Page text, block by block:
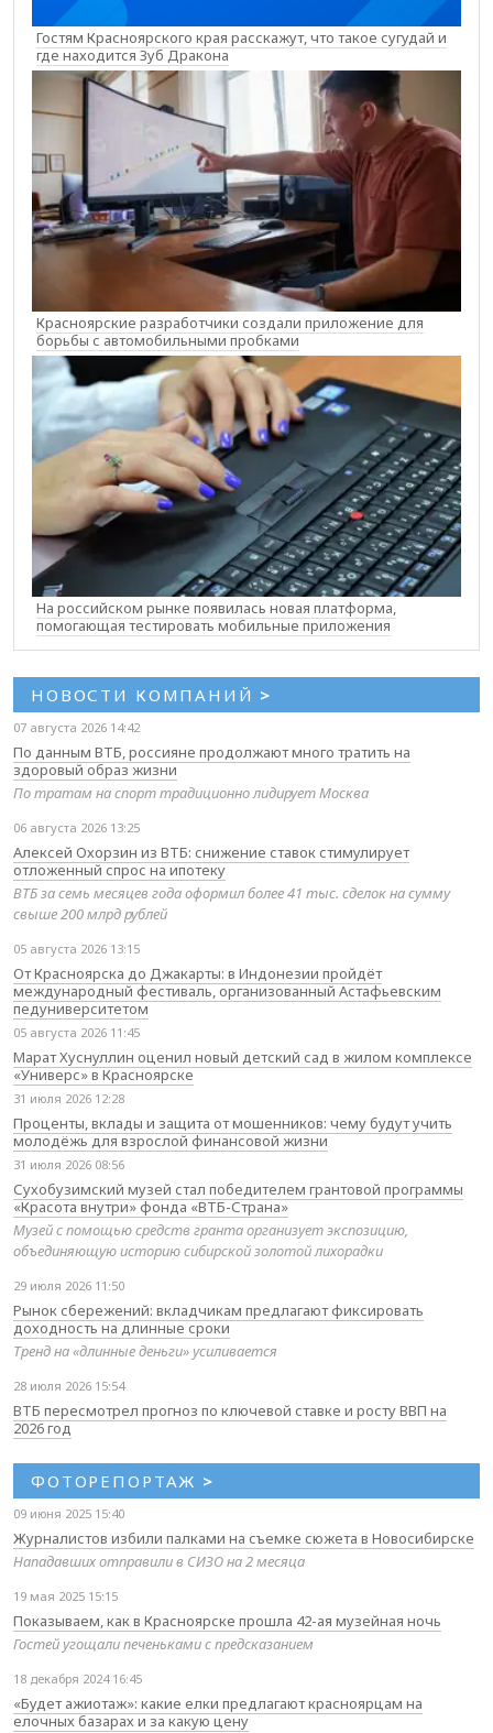
Гостям Красноярского края расскажут, что такое сугудай и
где находится Зуб Дракона
Красноярские разработчики создали приложение для
борьбы с автомобильными пробками
На российском рынке появилась новая платформа,
помогающая тестировать мобильные приложения
НОВОСТИ КОМПАНИЙ >
07 августа 2026 14:42
По данным ВТБ, россияне продолжают много тратить на
здоровый образ жизни
По тратам на спорт традиционно лидирует Москва
06 августа 2026 13:25
Алексей Охорзин из ВТБ: снижение ставок стимулирует
отложенный спрос на ипотеку
ВТБ за семь месяцев года оформил более 41 тыс. сделок на сумму
свыше 200 млрд рублей
05 августа 2026 13:15
От Красноярска до Джакарты: в Индонезии пройдёт
международный фестиваль, организованный Астафьевским
педуниверситетом
05 августа 2026 11:45
Марат Хуснуллин оценил новый детский сад в жилом комплексе
«Универс» в Красноярске
31 июля 2026 12:28
Проценты, вклады и защита от мошенников: чему будут учить
молодёжь для взрослой финансовой жизни
31 июля 2026 08:56
Сухобузимский музей стал победителем грантовой программы
«Красота внутри» фонда «ВТБ-Страна»
Музей с помощью средств гранта организует экспозицию,
объединяющую историю сибирской золотой лихорадки
29 июля 2026 11:50
Рынок сбережений: вкладчикам предлагают фиксировать
доходность на длинные сроки
Тренд на «длинные деньги» усиливается
28 июля 2026 15:54
ВТБ пересмотрел прогноз по ключевой ставке и росту ВВП на
2026 год
ФОТОРЕПОРТАЖ >
09 июня 2025 15:40
Журналистов избили палками на съемке сюжета в Новосибирске
Нападавших отправили в СИЗО на 2 месяца
19 мая 2025 15:15
Показываем, как в Красноярске прошла 42-ая музейная ночь
Гостей угощали печеньками с предсказанием
18 декабря 2024 16:45
«Будет ажиотаж»: какие елки предлагают красноярцам на
елочных базарах и за какую цену